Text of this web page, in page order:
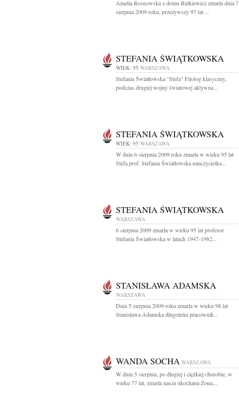
Amelia Rosnowska z domu Rutkiewicz zmarła dnia 7
sierpnia 2009 roku, przeżywszy 97 lat....
STEFANIA ŚWIĄTKOWSKA
WIEK: 95 WARSZAWA
Stefania Światłowska "Stefa" Filolog klasyczny,
podczas drugiej wojny światowej aktywna...
STEFANIA ŚWIĄTKOWSKA
WIEK: 95 WARSZAWA
W dniu 6 sierpnia 2009 roku zmarła w wieku 95 lat
Stefa prof. Stefania Światłowska nauczycielka...
STEFANIA ŚWIĄTKOWSKA
WARSZAWA
6 sierpnia 2009 zmarła w wieku 95 lat profesor
Stefania Światłowska w latach 1947-1982...
STANISŁAWA ADAMSKA
WARSZAWA
Dnia 5 sierpnia 2009 roku zmarła w wieku 98 lat
Stanisława Adamska długoletni pracownik...
WANDA SOCHA WARSZAWA
W dniu 5 sierpnia, po długiej i ciężkiej chorobie, w
wieku 77 lat, zmarła nasza ukochana Żona,...